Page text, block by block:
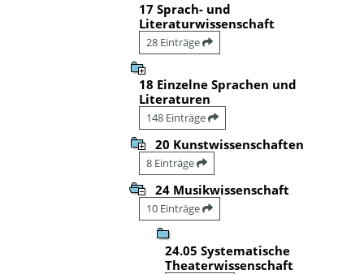
17 Sprach- und
Literaturwissenschaft
28 Einträge
18 Einzelne Sprachen und
Literaturen
148 Einträge
20 Kunstwissenschaften
8 Einträge
24 Musikwissenschaft
10 Einträge
24.05 Systematische
Theaterwissenschaft